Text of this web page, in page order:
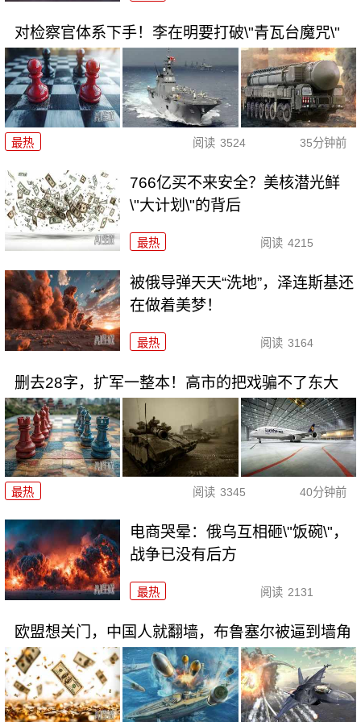
对检察官体系下手！李在明要打破\"青瓦台魔咒\"
最热 阅读 3524 35分钟前
766亿买不来安全？美核潜光鲜
\"大计划\"的背后
最热 阅读 4215
被俄导弹天天“洗地”，泽连斯基还
在做着美梦！
最热 阅读 3164
删去28字，扩军一整本！高市的把戏骗不了东大
最热 阅读 3345 40分钟前
电商哭晕：俄乌互相砸\"饭碗\"，
战争已没有后方
最热 阅读 2131
欧盟想关门，中国人就翻墙，布鲁塞尔被逼到墙角